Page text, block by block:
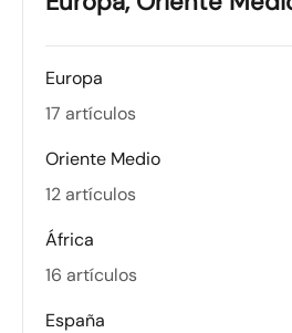
Europa
17 artículos
Oriente Medio
12 artículos
África
16 artículos
España